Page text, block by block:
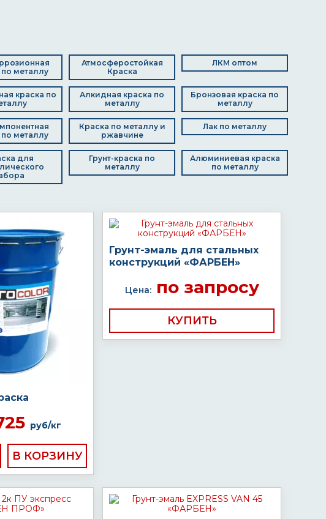
по металлу
Атмосферостойкая
Краска
ЛКМ оптом
краска по
Алкидная краска по
металлу
Бронзовая краска по
металлу
по металлу
Краска по металлу и
ржавчине
Лак по металлу
для
Грунт-краска по
металлу
Алюминиевая краска
по металлу
руб/кг
Грунт-эмаль для стальных
конструкций «ФАРБЕН»
Цена:по запросу
КУПИТЬ